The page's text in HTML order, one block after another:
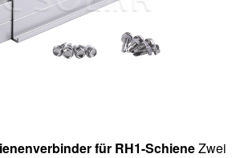
für RH1-SchieneZwei